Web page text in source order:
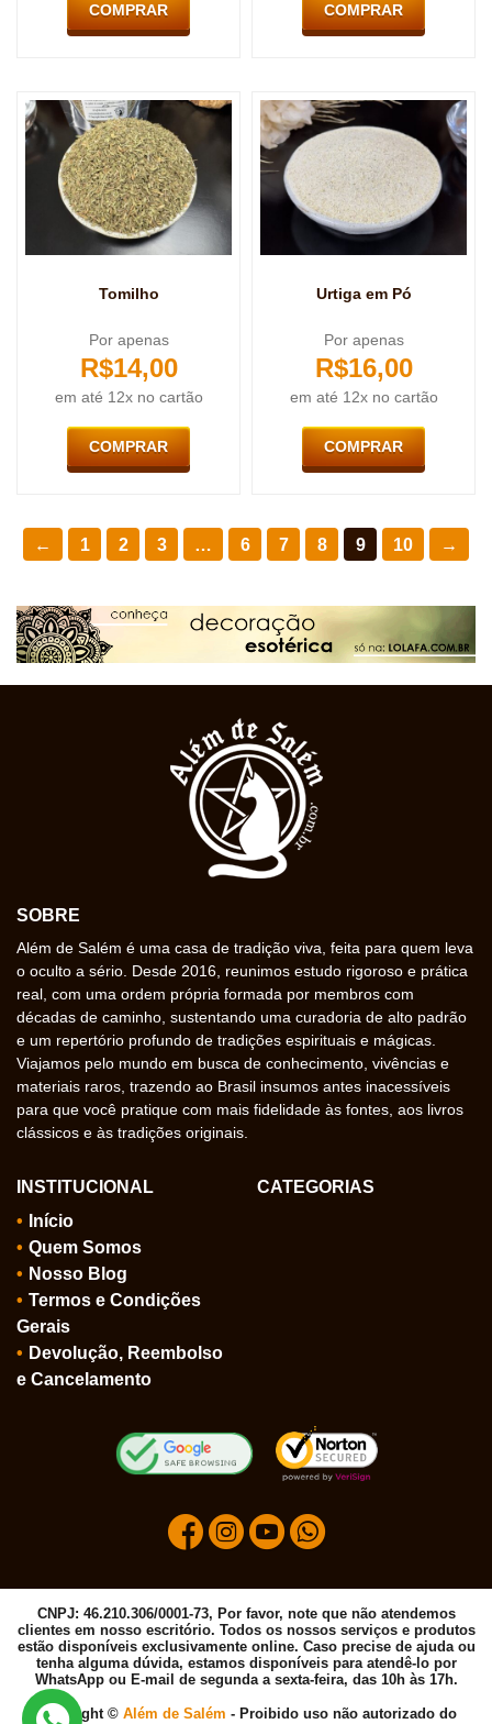
COMPRAR COMPRAR
Tomilho
Por apenas
R$14,00
em até 12x no cartão
COMPRAR
Urtiga em Pó
Por apenas
R$16,00
em até 12x no cartão
COMPRAR
← 1 2 3 … 6 7 8 9 10 →
SOBRE
Além de Salém é uma casa de tradição viva, feita para quem leva
o oculto a sério. Desde 2016, reunimos estudo rigoroso e prática
real, com uma ordem própria formada por membros com
décadas de caminho, sustentando uma curadoria de alto padrão
e um repertório profundo de tradições espirituais e mágicas.
Viajamos pelo mundo em busca de conhecimento, vivências e
materiais raros, trazendo ao Brasil insumos antes inacessíveis
para que você pratique com mais fidelidade às fontes, aos livros
clássicos e às tradições originais.
INSTITUCIONAL
Início
Quem Somos
Nosso Blog
Termos e Condições
Gerais
Devolução, Reembolso
e Cancelamento
CATEGORIAS
CNPJ: 46.210.306/0001-73, Por favor, note que não atendemos
clientes em nosso escritório. Todos os nossos serviços e produtos
estão disponíveis exclusivamente online. Caso precise de ajuda ou
tenha alguma dúvida, estamos disponíveis para atendê-lo por
WhatsApp ou E-mail de segunda a sexta-feira, das 10h às 17h.
Copyright © Além de Salém - Proibido uso não autorizado do